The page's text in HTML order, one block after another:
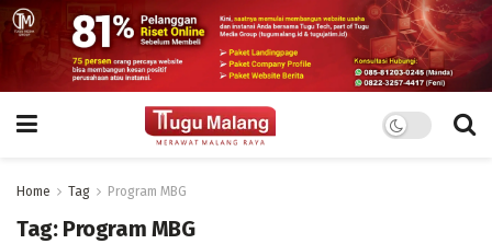
Home Tag Program MBG
Tag: Program MBG